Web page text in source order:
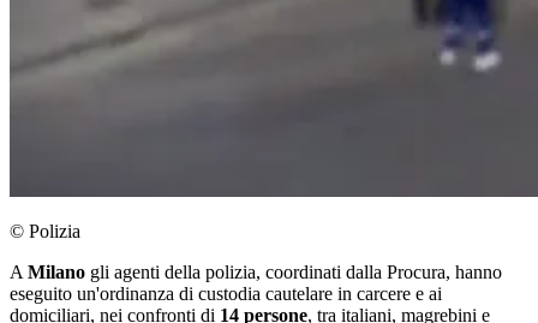
© Polizia
A Milano gli agenti della polizia, coordinati dalla Procura, hanno
eseguito un'ordinanza di custodia cautelare in carcere e ai
domiciliari, nei confronti di 14 persone, tra italiani, magrebini e